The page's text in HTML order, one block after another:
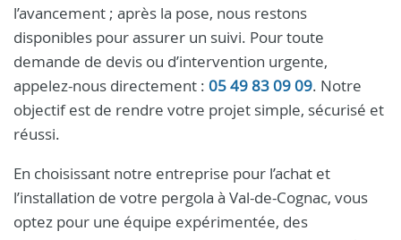
l’avancement ; après la pose, nous restons
disponibles pour assurer un suivi. Pour toute
demande de devis ou d’intervention urgente,
appelez-nous directement : 05 49 83 09 09. Notre
objectif est de rendre votre projet simple, sécurisé et
réussi.
En choisissant notre entreprise pour l’achat et
l’installation de votre pergola à Val-de-Cognac, vous
optez pour une équipe expérimentée, des